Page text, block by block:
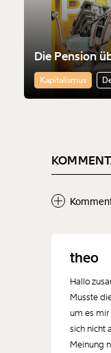
Die Pension
nicht nur
mächtiger
Kapitalismus
Neuen
Der Inhalt
theo
Hallo
Musste
um es mir
sich nicht
Meinung